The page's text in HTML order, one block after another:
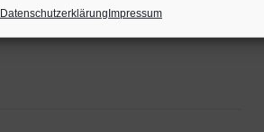
DatenschutzerklärungImpressum